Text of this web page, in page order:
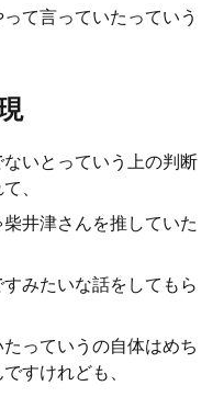
て言っていたっていう
いとっていう上の判断
、
井津さんを推していた
みたいな話をしてもら
っていうの自体はめち
すけれども、